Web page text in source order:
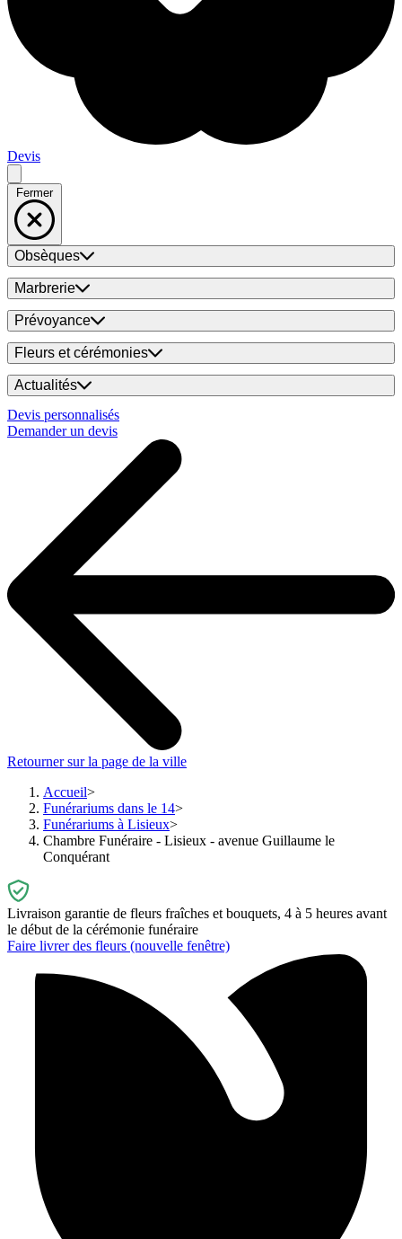
Devis
Fermer
Obsèques
Marbrerie
Prévoyance
Fleurs et cérémonies
Actualités
Devis personnalisés
Demander un devis
Retourner sur la page de la ville
Accueil
Funérariums dans le 14
Funérariums à Lisieux
Chambre Funéraire - Lisieux - avenue Guillaume le
Conquérant
Livraison garantie de fleurs fraîches et bouquets, 4 à 5 heures avant
le début de la cérémonie funéraire
Faire livrer des fleurs (nouvelle fenêtre)